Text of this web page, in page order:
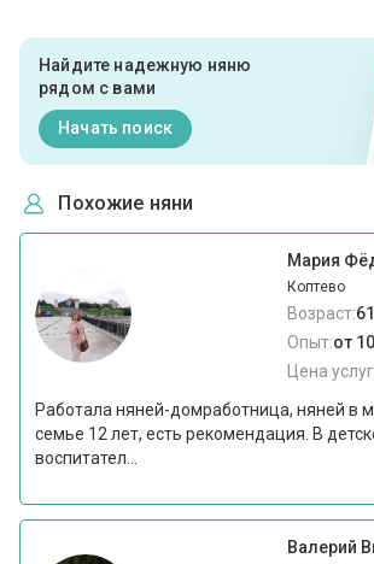
Найдите надежную няню
рядом с вами
Начать поиск
Похожие няни
Мария
Коптево
Возраст:
Опыт:от
Цена
Работала няней-домработница, няней в
семье 12 лет, есть рекомендация. В
воспитател...
Валерий